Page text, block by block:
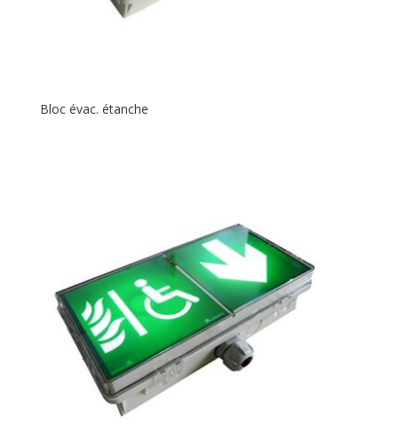
Bloc évac. étanche